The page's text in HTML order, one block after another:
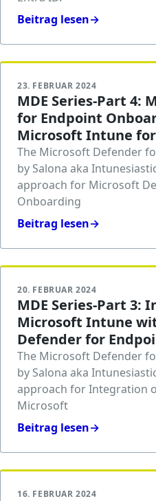
Beitrag lesen→
23. FEBRUAR 2024
MDE Series-Part 4:
for Endpoint
Microsoft Intune
The Microsoft Defender
by Salona aka
approach for Microsoft
Onboarding
Beitrag lesen→
20. FEBRUAR 2024
MDE Series-Part 3:
Microsoft Intune
Defender for
The Microsoft Defender
by Salona aka
approach for Integration
Microsoft
Beitrag lesen→
16. FEBRUAR 2024